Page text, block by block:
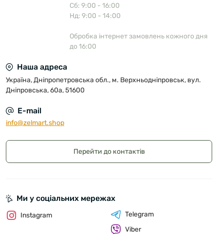
Сб: 9:00 - 16:00
Нд: 9:00 - 14:00
Обробка інтернет замовлень кожного дня
до 16:00
Наша адреса
Україна, Дніпропетровська обл., м. Верхньодніпровськ, вул.
Дніпровська, 60а, 51600
E-mail
info@zelmart.shop
Перейти до контактів
Ми у соціальних мережах
Instagram
Telegram
Viber